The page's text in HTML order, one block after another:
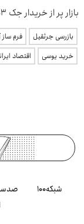
بازار پر از خریدار جک S3 / ماشینتو به راحتی بفروش
بازرسی جرثقیل فرم ساز
خرید یوسی
اقتصاد
شبکه۱۰۰